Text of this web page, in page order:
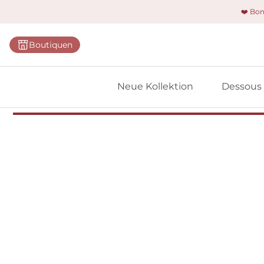
❤️
Boutiquen
Neue Kollektion Dessous